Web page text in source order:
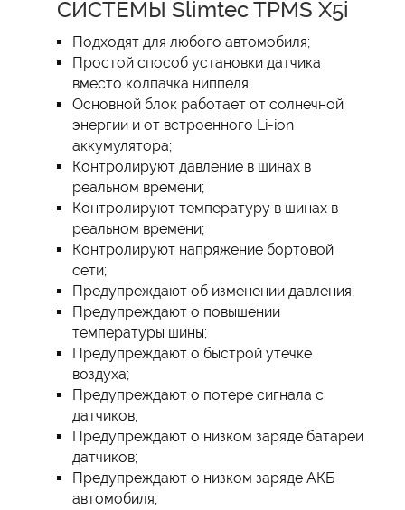
СИСТЕМЫ Slimtec TPMS X5i
Подходят для любого автомобиля;
Простой способ установки датчика
вместо колпачка ниппеля;
Основной блок работает от солнечной
энергии и от встроенного Li-ion
аккумулятора;
Контролируют давление в шинах в
реальном времени;
Контролируют температуру в шинах в
реальном времени;
Контролируют напряжение бортовой
сети;
Предупреждают об изменении давления;
Предупреждают о повышении
температуры шины;
Предупреждают о быстрой утечке
воздуха;
Предупреждают о потере сигнала с
датчиков;
Предупреждают о низком заряде батареи
датчиков;
Предупреждают о низком заряде АКБ
автомобиля;